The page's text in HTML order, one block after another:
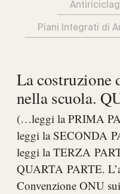
Piani Integrati di
La costruzione
nella scuola.
(…leggi la PRIMA
leggi la SECONDA
leggi la TERZA
QUARTA PARTE.
Convenzione ONU